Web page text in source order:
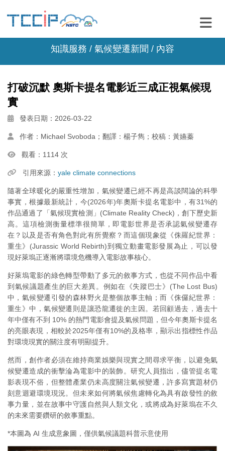
知識服務 / 氣候變遷新聞 / 內容
打破沉默 奧斯卡提名電影近三成正視氣候現
實
發表日期：2026-03-22
作者：Michael Svoboda；翻譯：楊子雋；校稿：黃嬿蓁
觀看：1114 次
引用來源： yale climate connections
隨著全球暖化的嚴重性增加，氣候變遷已經不再是高談闊論的科學
事實，根據最新統計，今(2026年)年奧斯卡提名電影中，有31%的
作品通過了「氣候現實檢測」(Climate Reality Check)，創下歷史新
高。這項檢測衡量標準很簡單，即電影世界是否承認氣候變遷存
在？以及是否有角色對此有所覺察？而這個現象從《侏羅紀世界：
重生》(Jurassic World Rebirth)到獨立動畫電影發展為止，可以發
現好萊塢正逐漸將環境危機導入電影故事核心。
好萊塢電影的綠色轉型帶動了多元的敘事方式，也從不同作品中看
到氣候議題產生的巨大差異。例如在《失蹤巴士》(The Lost Bus)
中，氣候變遷引發的森林野火是整個故事主軸；而《侏儸紀世界：
重生》中，氣候變遷則是讓恐龍遷徙的主因。若回顧過去，過去十
年中僅有不到 10% 的熱門電影會提及氣候問題，但今年奧斯卡提名
的亮眼表現，相較於2025年僅有10%的及格率，顯示出指標性作品
對環境現實的關注度有明顯提升。
然而，創作者必須在維持商業娛樂與現實之間尋求平衡，以避免氣
候變遷造成的衝擊淪為電影中的裝飾。研究人員指出，儘管提名電
影表現不俗，但整體產業仍未高度關注氣候變遷，許多寫實題材仍
刻意迴避環境現況。但未來如何將氣候焦慮轉化為具有啟發性的敘
事力量，並在故事中守護自然與人類文化，或將成為好萊塢在不久
的未來需要鑽研的敘事重點。
*本圖為 AI 生成意象圖，僅供氣候議題科普示意使用